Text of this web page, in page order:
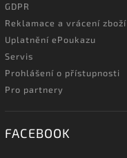
GDPR
Reklamace a vrácení zboží
Uplatnění ePoukazu
Servis
Prohlášení o přístupnosti
Pro partnery
FACEBOOK